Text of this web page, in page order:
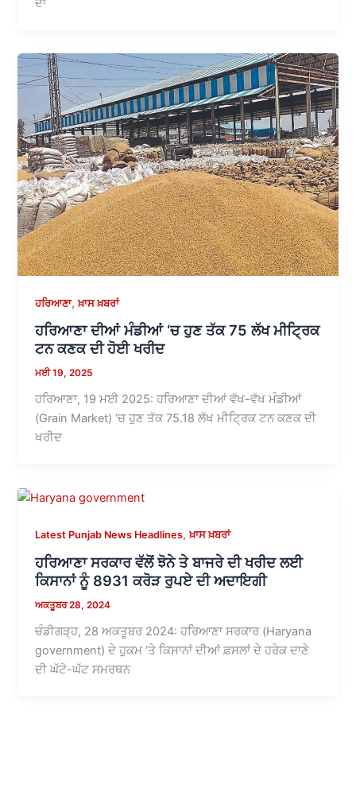
ਦਾ
ਹਰਿਆਣਾ,ਖ਼ਾਸ ਖ਼ਬਰਾਂ
ਹਰਿਆਣਾ ਦੀਆਂ ਮੰਡੀਆਂ ‘ਚ ਹੁਣ ਤੱਕ 75 ਲੱਖ ਮੀਟ੍ਰਿਕ
ਟਨ ਕਣਕ ਦੀ ਹੋਈ ਖਰੀਦ
ਮਈ 19, 2025
ਹਰਿਆਣਾ, 19 ਮਈ 2025: ਹਰਿਆਣਾ ਦੀਆਂ ਵੱਖ-ਵੱਖ ਮੰਡੀਆਂ
(Grain Market) ‘ਚ ਹੁਣ ਤੱਕ 75.18 ਲੱਖ ਮੀਟ੍ਰਿਕ ਟਨ ਕਣਕ ਦੀ
ਖਰੀਦ
Latest Punjab News Headlines,ਖ਼ਾਸ ਖ਼ਬਰਾਂ
ਹਰਿਆਣਾ ਸਰਕਾਰ ਵੱਲੋਂ ਝੋਨੇ ਤੇ ਬਾਜਰੇ ਦੀ ਖਰੀਦ ਲਈ
ਕਿਸਾਨਾਂ ਨੂੰ 8931 ਕਰੋੜ ਰੁਪਏ ਦੀ ਅਦਾਇਗੀ
ਅਕਤੂਬਰ 28, 2024
ਚੰਡੀਗੜ੍ਹ, 28 ਅਕਤੂਬਰ 2024: ਹਰਿਆਣਾ ਸਰਕਾਰ (Haryana
government) ਦੇ ਹੁਕਮ ‘ਤੇ ਕਿਸਾਨਾਂ ਦੀਆਂ ਫ਼ਸਲਾਂ ਦੇ ਹਰੇਕ ਦਾਣੇ
ਦੀ ਘੱਟੋ-ਘੱਟ ਸਮਰਥਨ